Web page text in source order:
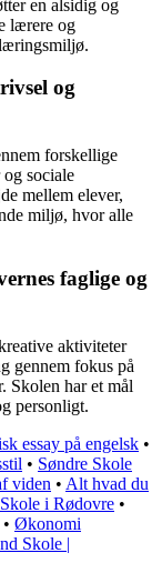
en alsidig og
lærere og
og
forskellige
sociale
mellem elever,
miljø, hvor alle
faglige og
aktiviteter
gennem fokus på
Skolen har et mål
personligt.
essay på engelsk •
• Søndre Skole
viden • Alt hvad du
i Rødovre •
• Økonomi
Skole |